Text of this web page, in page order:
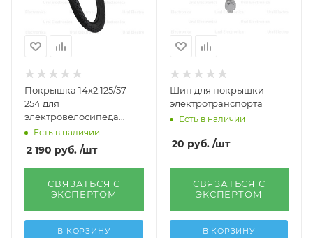
Покрышка 14x2.125/57-
254 для
электровелосипеда
Jetson V2 Pro
Есть в наличии
2 190 руб. /шт
СВЯЗАТЬСЯ С
ЭКСПЕРТОМ
В КОРЗИНУ
Шип для покрышки
электротранспорта
Есть в наличии
20 руб. /шт
СВЯЗАТЬСЯ С
ЭКСПЕРТОМ
В КОРЗИНУ